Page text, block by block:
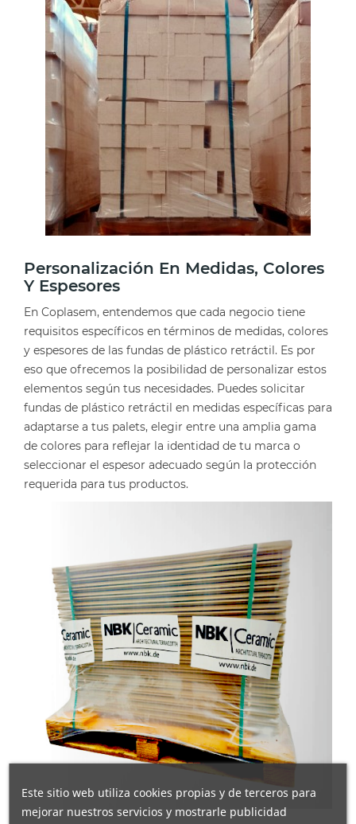
Personalización En Medidas, Colores
Y Espesores
En Coplasem, entendemos que cada negocio tiene
requisitos específicos en términos de medidas, colores
y espesores de las fundas de plástico retráctil. Es por
eso que ofrecemos la posibilidad de personalizar estos
elementos según tus necesidades. Puedes solicitar
fundas de plástico retráctil en medidas específicas para
adaptarse a tus palets, elegir entre una amplia gama
de colores para reflejar la identidad de tu marca o
seleccionar el espesor adecuado según la protección
requerida para tus productos.
Este sitio web utiliza cookies propias y de terceros para
mejorar nuestros servicios y mostrarle publicidad